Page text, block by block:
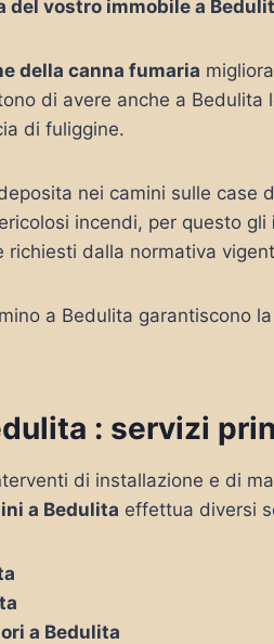
del vostro immobile a
della canna fumaria
di avere anche a
di fuliggine.
nei camini sulle case
incendi, per questo gli
richiesti dalla normativa
a Bedulita garantiscono la
: servizi
di installazione e di
a Bedulita effettua diversi
a Bedulita